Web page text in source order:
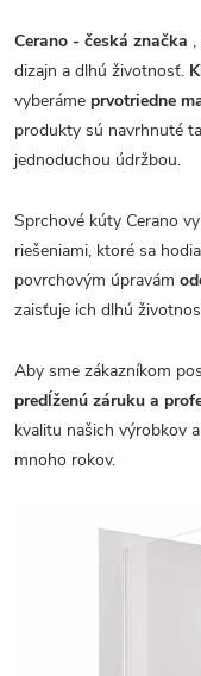
Cerano - česká značka ,
dizajn a dlhú životnosť.
vyberáme prvotriedne
produkty sú navrhnuté
jednoduchou údržbou.
Sprchové kúty Cerano
riešeniami, ktoré sa
povrchovým úpravám
zaisťuje ich dlhú
Aby sme zákazníkom
predĺženú záruku a
kvalitu našich výrobkov
mnoho rokov.